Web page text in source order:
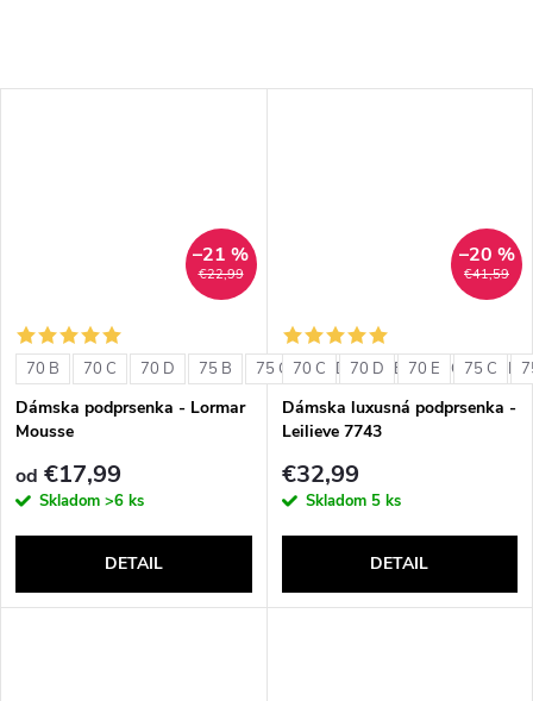
€22,99
–21 %
70 B 70 C 70 D 75 B 75 C 75 D 80 B 80 C 80 D
Dámska podprsenka - Lormar
Mousse
od €17,99
Skladom >6 ks
DETAIL
€41,59
–20 %
70 C 70 D 70 E 75 C
Dámska luxusná podprsenka -
Leilieve 7743
€32,99
Skladom 5 ks
DETAIL